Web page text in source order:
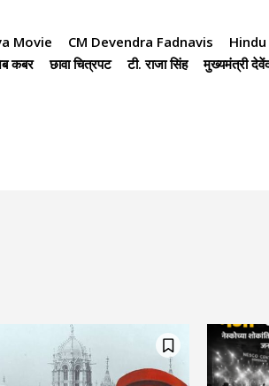
Movie CM Devendra Fadnavis Hindu
कबर छावा चित्रपट टी. राजा सिंह मुख्यमंत्री